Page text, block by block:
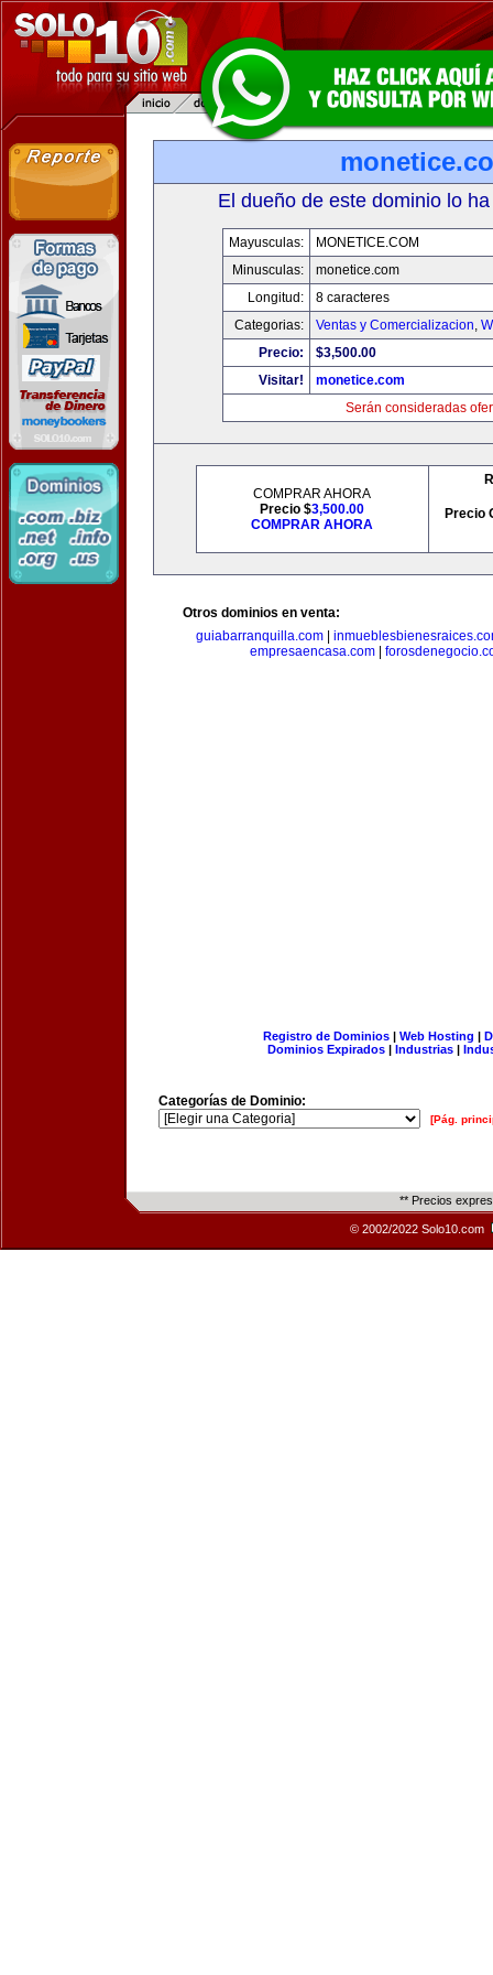
El dueño de este dominio lo
Mayusculas:
MONETICE.COM
Minusculas:
monetice.com
Longitud:
8 caracteres
Categorias:
Ventas y Comercializacion,
Precio:
$3,500.00
Visitar!
monetice.com
Serán consideradas
COMPRAR AHORA
Precio $3,500.00
COMPRAR AHORA
Precio
Otros dominios en venta:
guiabarranquilla.com|
empresaencasa.com|
Registro de Dominios| Web Hosting |
Dominios Expirados | Industrias |
Categorías de Dominio:
[Pág.
** Precios
© 2002/2022 Solo10.com